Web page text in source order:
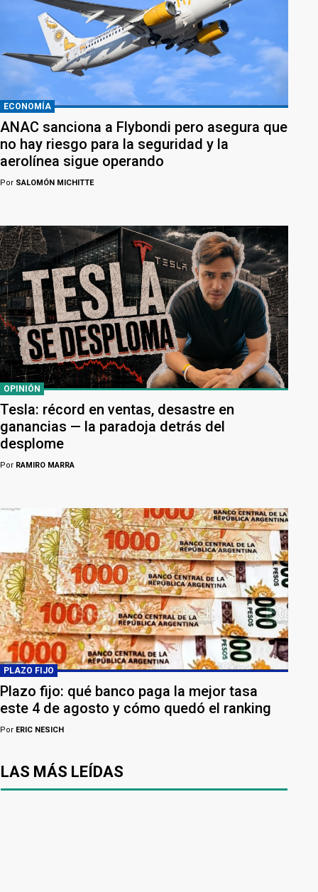
ECONOMÍA
ANAC sanciona a Flybondi pero asegura que
no hay riesgo para la seguridad y la
aerolínea sigue operando
Por SALOMÓN MICHITTE
OPINIÓN
Tesla: récord en ventas, desastre en
ganancias — la paradoja detrás del
desplome
Por RAMIRO MARRA
PLAZO FIJO
Plazo fijo: qué banco paga la mejor tasa
este 4 de agosto y cómo quedó el ranking
Por ERIC NESICH
LAS MÁS LEÍDAS